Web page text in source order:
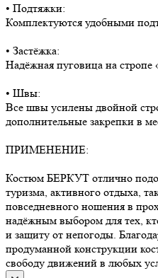
• Подтяжки:
Комплектуются удобными
• Застёжка:
Надёжная пуговица на стропе
• Швы:
Все швы усилены двойной
дополнительные закрепки в
ПРИМЕНЕНИЕ:
Костюм БЕРКУТ отлично
туризма, активного отдыха,
повседневного ношения в
надёжным выбором для тех,
и защиту от непогоды.
продуманной конструкции
свободу движений в любых